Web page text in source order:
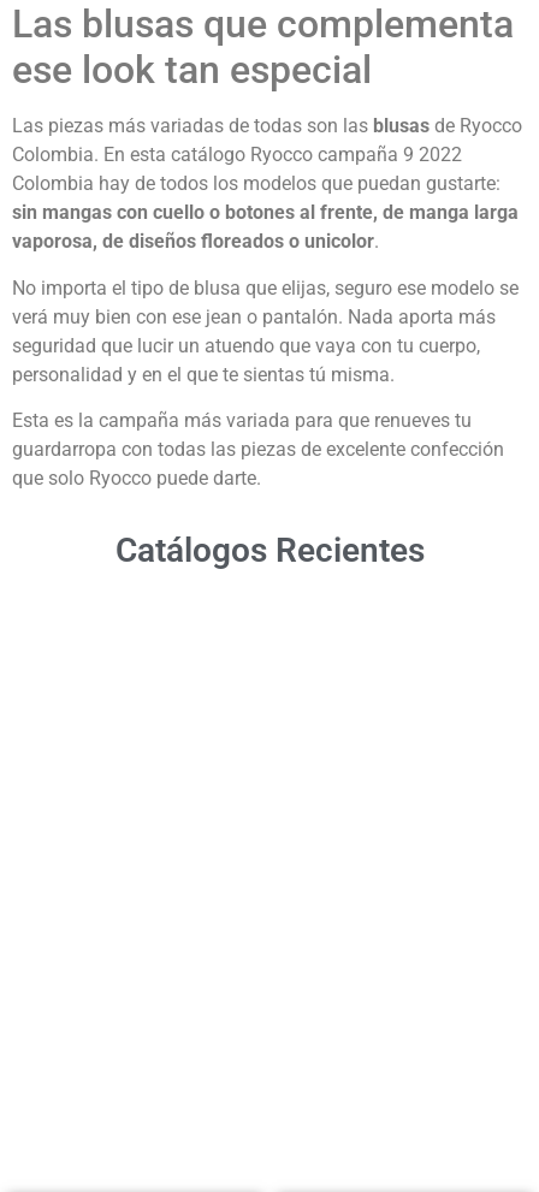
Las blusas que complementa
ese look tan especial
Las piezas más variadas de todas son las blusas de Ryocco
Colombia. En esta catálogo Ryocco campaña 9 2022
Colombia hay de todos los modelos que puedan gustarte:
sin mangas con cuello o botones al frente, de manga larga
vaporosa, de diseños floreados o unicolor.
No importa el tipo de blusa que elijas, seguro ese modelo se
verá muy bien con ese jean o pantalón. Nada aporta más
seguridad que lucir un atuendo que vaya con tu cuerpo,
personalidad y en el que te sientas tú misma.
Esta es la campaña más variada para que renueves tu
guardarropa con todas las piezas de excelente confección
que solo Ryocco puede darte.
Catálogos Recientes